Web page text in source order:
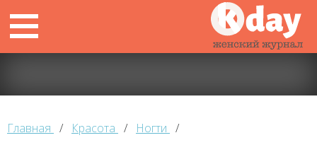
Главная / Красота / Ногти /